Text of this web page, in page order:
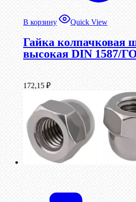
В корзину Quick View
Гайка колпачковая
высокая DIN 1587/
172,15 ₽